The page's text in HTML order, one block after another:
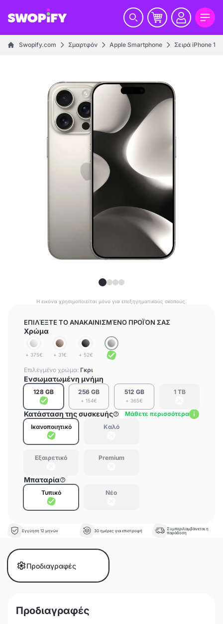
Swopify.com Σμαρτφόν Apple Smartphone Σειρά iPhone 16
Η εικόνα χρησιμοποιείται μόνο για επεξηγηματικούς σκοπούς.
ΕΠΙΛΈΞΤΕ ΤΟ ΑΝΑΚΑΙΝΙΣΜΈΝΟ ΠΡΟΪΌΝ ΣΑΣ
Χρώμα
+ 375€ + 31€ + 52€
Επιλεγμένο χρώμα: Γκρι
Ενσωματωμένη μνήμη
128 GB 256 GB
+ 154€
512 GB
+ 365€
1 TB
Κατάσταση της συσκευής
Μάθετε περισσότερα
Ικανοποιητικό
Καλό
Εξαιρετικό Premium
Μπαταρία
Τυπικό Νέο
Εγγύηση 12 μηνών 30 ημέρες για επιστροφή
Συμπεριλαμβάνεται η
παράδοση
Προδιαγραφές
Προδιαγραφές